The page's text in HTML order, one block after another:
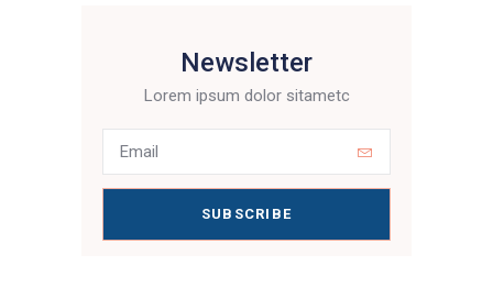
Newsletter
Lorem ipsum dolor sitametc
SUBSCRIBE